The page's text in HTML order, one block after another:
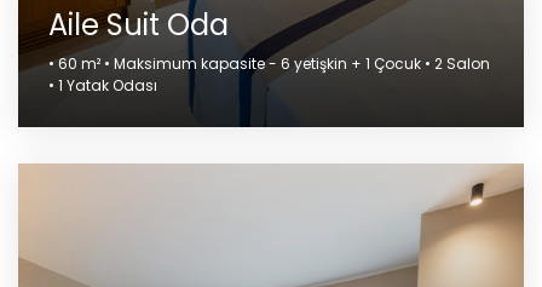
Aile Suit Oda
• 60 m² • Maksimum kapasite - 6 yetişkin + 1 Çocuk • 2 Salon
• 1 Yatak Odası